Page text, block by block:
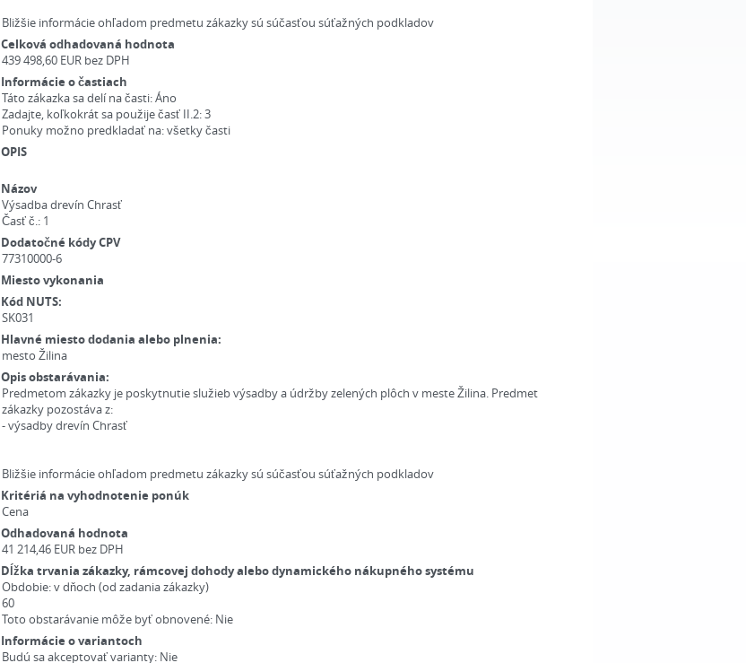
Bližšie informácie ohľadom predmetu zákazky sú súčasťou súťažných podkladov
Celková odhadovaná hodnota
439 498,60 EUR bez DPH
Informácie o častiach
Táto zákazka sa delí na časti:Áno
Zadajte, koľkokrát sa použije časť II.2:3
Ponuky možno predkladať na:všetky časti
OPIS
Názov
Výsadba drevín Chrasť
Časť č.: 1
Dodatočné kódy CPV
77310000-6
Miesto vykonania
Kód NUTS:
SK031
Hlavné miesto dodania alebo plnenia:
mesto Žilina
Opis obstarávania:
Predmetom zákazky je poskytnutie služieb výsadby a údržby zelených plôch v meste Žilina. Predmet
zákazky pozostáva z:
- výsadby drevín Chrasť
Bližšie informácie ohľadom predmetu zákazky sú súčasťou súťažných podkladov
Kritériá na vyhodnotenie ponúk
Cena
Odhadovaná hodnota
41 214,46 EUR bez DPH
Dĺžka trvania zákazky, rámcovej dohody alebo dynamického nákupného systému
Obdobie:v dňoch (od zadania zákazky)
60
Toto obstarávanie môže byť obnovené: Nie
Informácie o variantoch
Budú sa akceptovať varianty: Nie